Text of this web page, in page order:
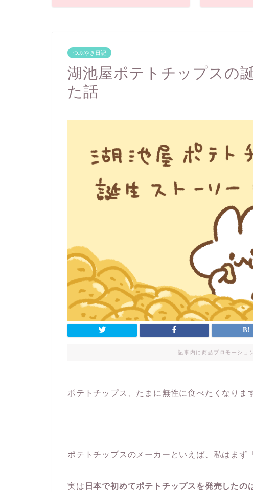
つぶやき日記
湖池屋ポテトチップスの
た話
記事内に商品プロモーショ
ポテトチップス、たまに無性に食べたくなりま
ポテトチップスのメーカーといえば、私はまず
実は 日本で初めてポテトチップスを発売したの